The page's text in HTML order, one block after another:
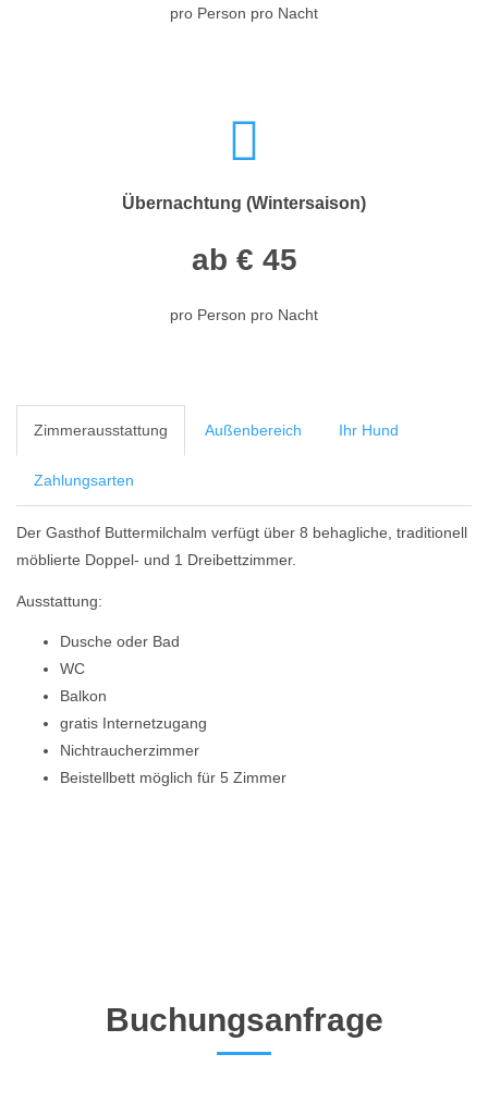
pro Person pro Nacht
Übernachtung (Wintersaison)
ab € 45
pro Person pro Nacht
Zimmerausstattung Außenbereich Ihr Hund
Zahlungsarten
Der Gasthof Buttermilchalm verfügt über 8 behagliche, traditionell
möblierte Doppel- und 1 Dreibettzimmer.
Ausstattung:
Dusche oder Bad
WC
Balkon
gratis Internetzugang
Nichtraucherzimmer
Beistellbett möglich für 5 Zimmer
Buchungsanfrage